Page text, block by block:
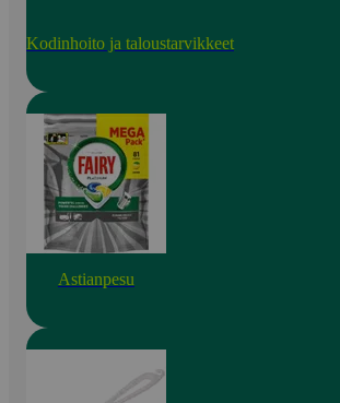
Kodinhoito ja taloustarvikkeet
Astianpesu